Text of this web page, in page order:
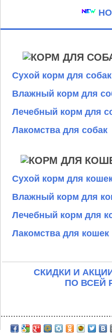
Сухой корм для собак
Влажный корм для
Лечебный корм для
Лакомства для собак
Сухой корм для
Влажный корм для
Лечебный корм для
Лакомства для кошек
СКИДКИ И
ПО ВСЕЙ